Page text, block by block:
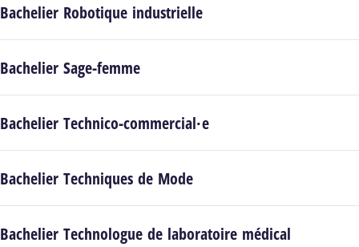
Bachelier Robotique industrielle
Bachelier Sage-femme
Bachelier Technico-commercial·e
Bachelier Techniques de Mode
Bachelier Technologue de laboratoire médical